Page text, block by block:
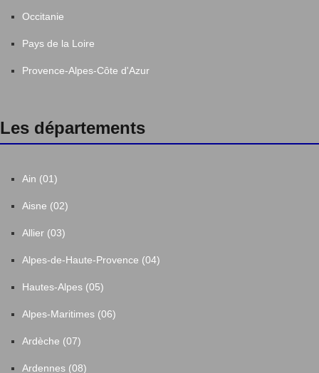
Occitanie
Pays de la Loire
Provence-Alpes-Côte d'Azur
Les départements
Ain (01)
Aisne (02)
Allier (03)
Alpes-de-Haute-Provence (04)
Hautes-Alpes (05)
Alpes-Maritimes (06)
Ardèche (07)
Ardennes (08)